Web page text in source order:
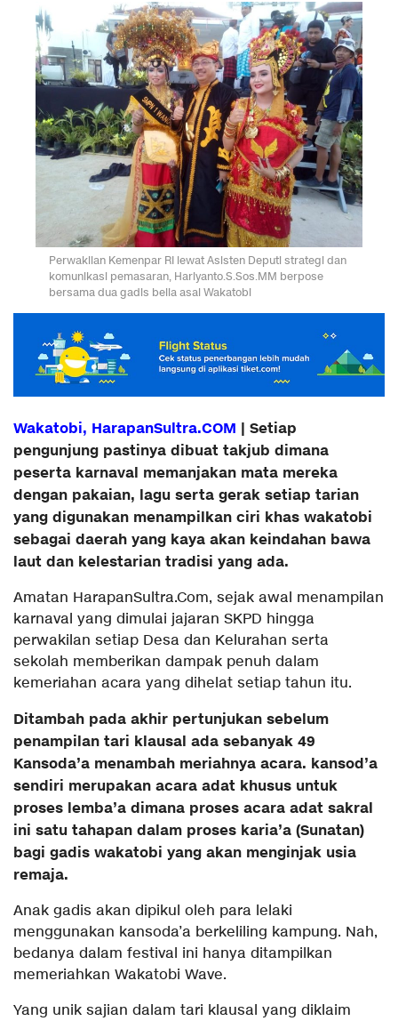
Perwakilan Kemenpar RI lewat Asisten Deputi strategi dan
komunikasi pemasaran, Hariyanto.S.Sos.MM berpose
bersama dua gadis belia asal Wakatobi
Wakatobi, HarapanSultra.COM | Setiap
pengunjung pastinya dibuat takjub dimana
peserta karnaval memanjakan mata mereka
dengan pakaian, lagu serta gerak setiap tarian
yang digunakan menampilkan ciri khas wakatobi
sebagai daerah yang kaya akan keindahan bawa
laut dan kelestarian tradisi yang ada.
Amatan HarapanSultra.Com, sejak awal menampilan
karnaval yang dimulai jajaran SKPD hingga
perwakilan setiap Desa dan Kelurahan serta
sekolah memberikan dampak penuh dalam
kemeriahan acara yang dihelat setiap tahun itu.
Ditambah pada akhir pertunjukan sebelum
penampilan tari klausal ada sebanyak 49
Kansoda’a menambah meriahnya acara. kansod’a
sendiri merupakan acara adat khusus untuk
proses lemba’a dimana proses acara adat sakral
ini satu tahapan dalam proses karia’a (Sunatan)
bagi gadis wakatobi yang akan menginjak usia
remaja.
Anak gadis akan dipikul oleh para lelaki
menggunakan kansoda’a berkeliling kampung. Nah,
bedanya dalam festival ini hanya ditampilkan
memeriahkan Wakatobi Wave.
Yang unik sajian dalam tari klausal yang diklaim